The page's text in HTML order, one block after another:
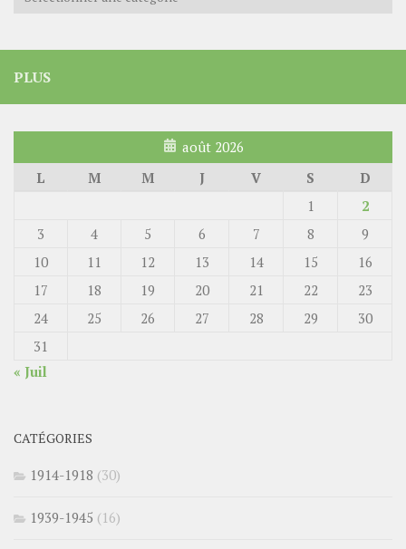
PLUS
août 2026
L
M M J V S
D
1
2
3
4 5 6 7 8
9
10
11 12 13 14 15
16
17
18 19 20 21 22
23
24
25 26 27 28 29
30
31
« Juil
CATÉGORIES
1914-1918 (30)
1939-1945 (16)